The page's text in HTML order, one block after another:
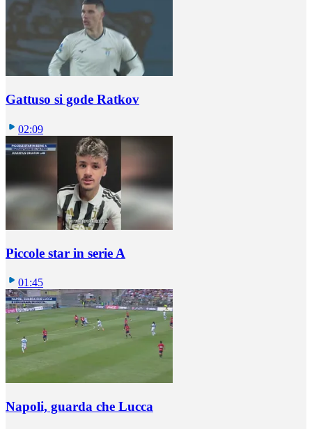
Gattuso si gode Ratkov
02:09
Piccole star in serie A
01:45
Napoli, guarda che Lucca